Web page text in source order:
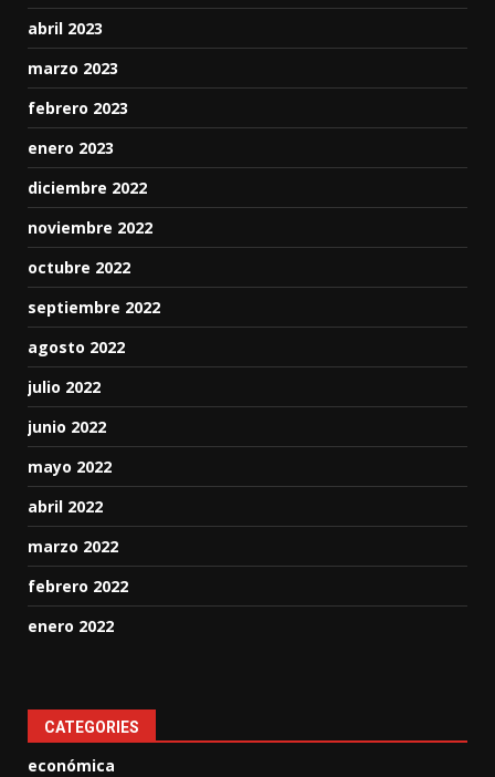
abril 2023
marzo 2023
febrero 2023
enero 2023
diciembre 2022
noviembre 2022
octubre 2022
septiembre 2022
agosto 2022
julio 2022
junio 2022
mayo 2022
abril 2022
marzo 2022
febrero 2022
enero 2022
CATEGORIES
económica